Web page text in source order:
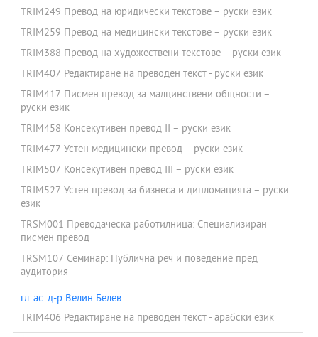
TRIM249 Превод на юридически текстове – руски език
TRIM259 Превод на медицински текстове – руски език
TRIM388 Превод на художествени текстове – руски език
TRIM407 Редактиране на преводен текст - руски език
TRIM417 Писмен превод за малцинствени общности –
руски език
TRIM458 Консекутивен превод II – руски език
TRIM477 Устен медицински превод – руски език
TRIM507 Консекутивен превод III – руски език
TRIM527 Устен превод за бизнеса и дипломацията – руски
език
TRSM001 Преводаческа работилница: Специализиран
писмен превод
TRSM107 Семинар: Публична реч и поведение пред
аудитория
гл. ас. д-р Велин Белев
TRIM406 Редактиране на преводен текст - арабски език